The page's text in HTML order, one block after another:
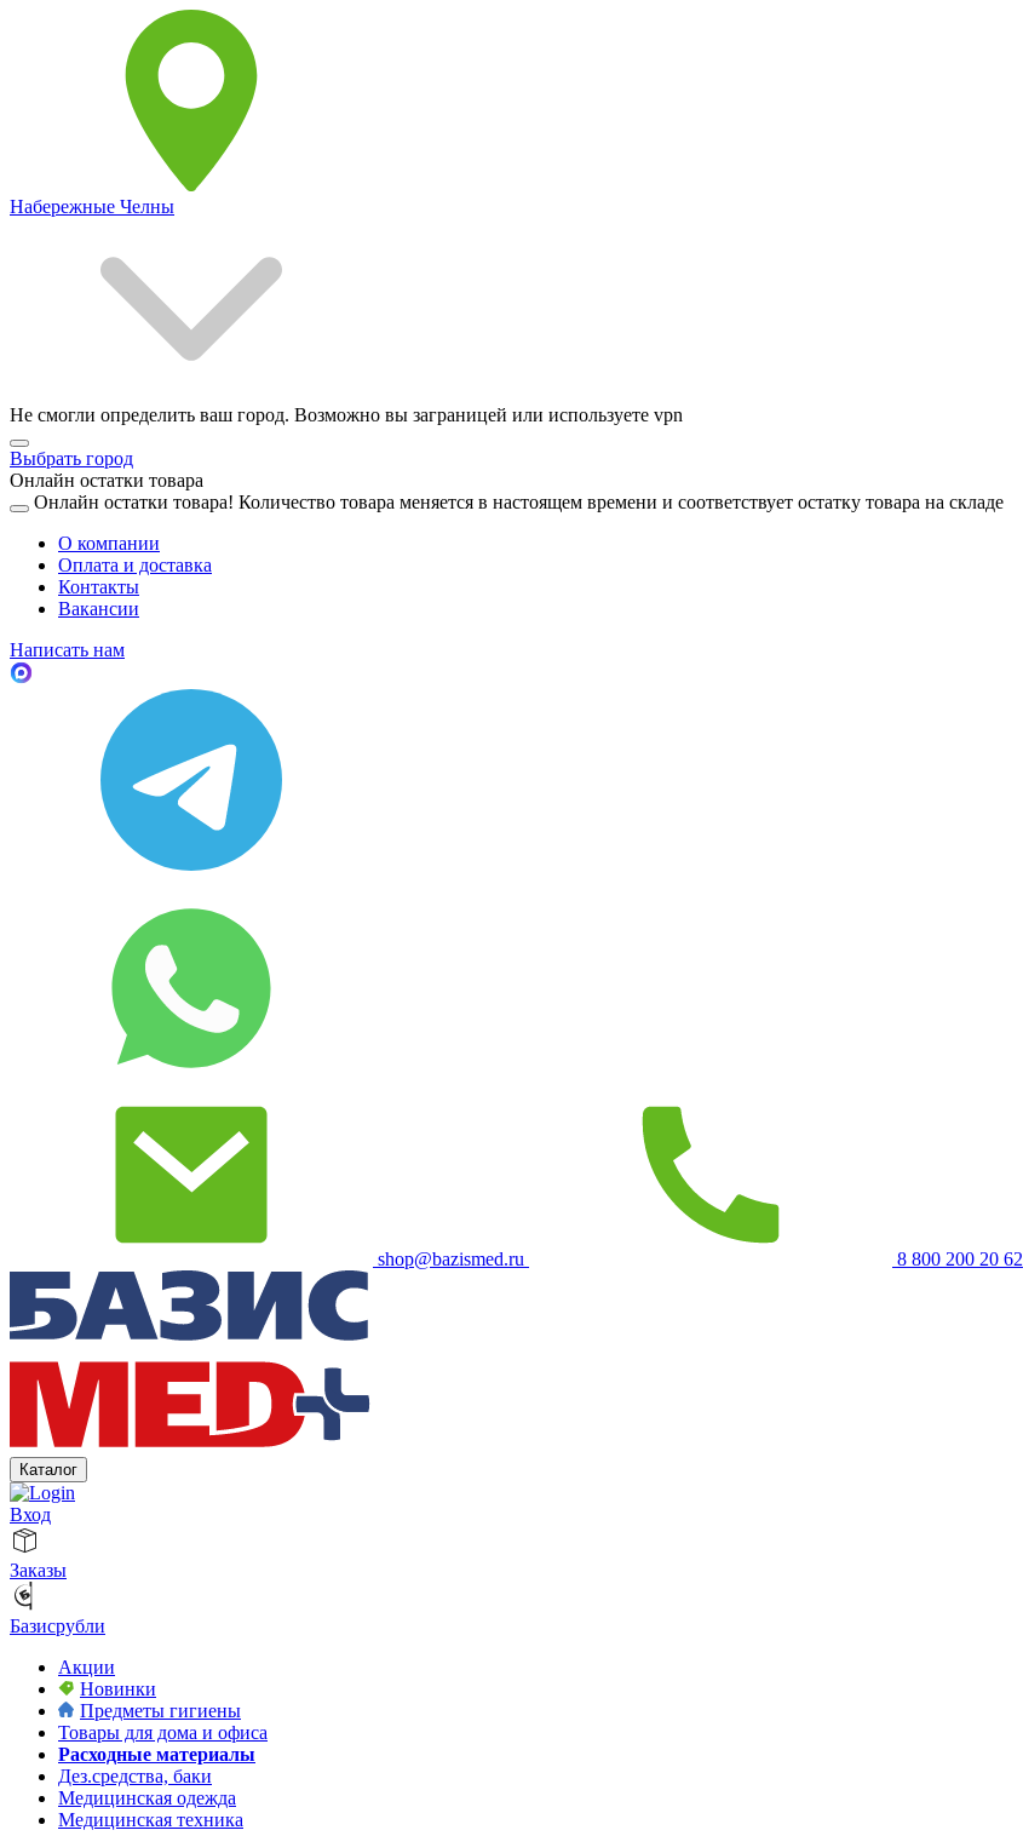
Набережные Челны
Не смогли определить ваш город. Возможно вы заграницей или используете vpn
Выбрать город
Онлайн остатки товара
Онлайн остатки товара! Количество товара меняется в настоящем времени и соответствует остатку товара на складе
О компании
Оплата и доставка
Контакты
Вакансии
Написать нам
shop@bazismed.ru 8 800 200 20 62
Каталог
Вход
Заказы
Базисрубли
Акции
Новинки
Предметы гигиены
Товары для дома и офиса
Расходные материалы
Дез.средства, баки
Медицинская одежда
Медицинская техника